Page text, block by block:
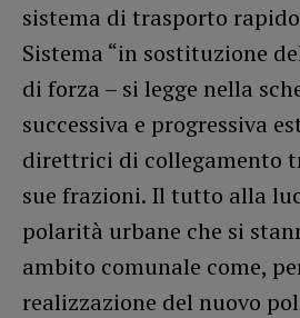
sistema di trasporto
Sistema “in sostituzione
di forza – si legge nella
successiva e progressiva
direttrici di collegamento
sue frazioni. Il tutto alla
polarità urbane che si
ambito comunale come,
realizzazione del nuovo